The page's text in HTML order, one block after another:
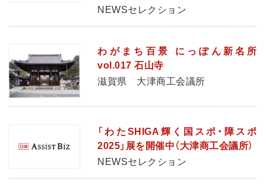
NEWSセレクション
わがまち百景 にっぽん新名所
vol.017 石山寺
滋賀県 大津商工会議所
「わたSHIGA輝く国スポ・障スポ
2025」展を開催中（大津商工会議所）
NEWSセレクション